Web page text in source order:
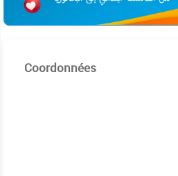
Coordonnées